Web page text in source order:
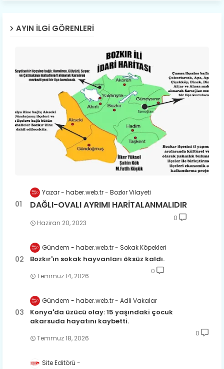
AYIN İLGI GÖRENLERI
Yazar - haber.web.tr Bozkır Vilayeti
DAĞLI-OVALI AYRIMI HARİTALANMALIDIR
Haziran 20, 2023
0
Gündem - haber.web.tr Sokak Köpekleri
Bozkır'ın sokak hayvanları öksüz kaldı.
Temmuz 14, 2026
0
Gündem - haber.web.tr Adli Vakalar
Konya'da üzücü olay: 15 yaşındaki çocuk
akarsuda hayatını kaybetti.
Temmuz 18, 2026
0
Site Editörü